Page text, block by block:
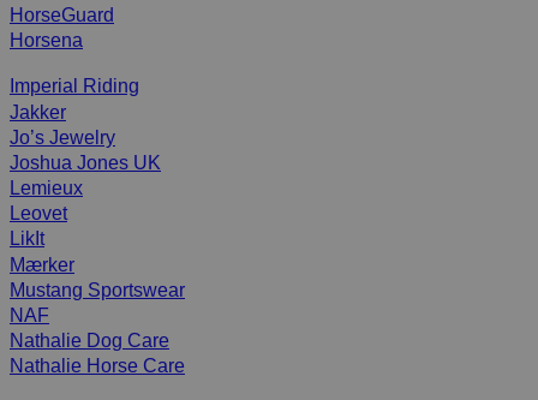
HorseGuard
Horsena
Imperial Riding
Jakker
Jo’s Jewelry
Joshua Jones UK
Lemieux
Leovet
LikIt
Mærker
Mustang Sportswear
NAF
Nathalie Dog Care
Nathalie Horse Care